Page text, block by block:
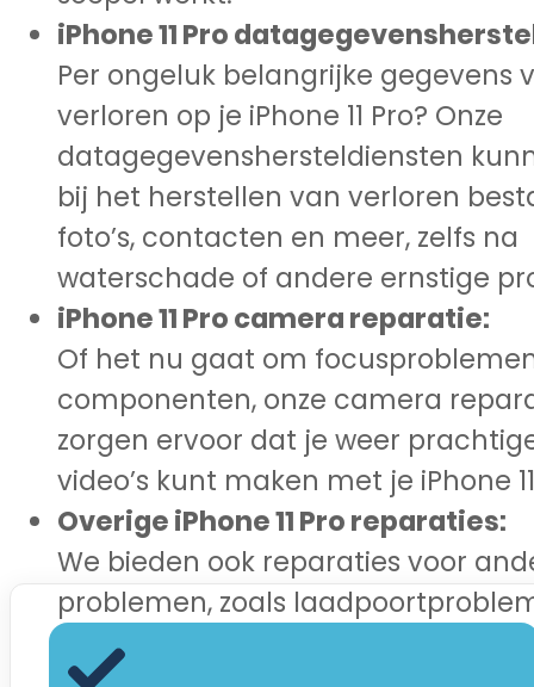
iPhone 11 Pro
Per ongeluk belangrijke gegevens
verloren op je iPhone 11 Pro? Onze
datagegevenshersteldiensten
bij het herstellen van verloren
foto’s, contacten en meer, zelfs na
waterschade of andere ernstige
iPhone 11 Pro camera reparatie:
Of het nu gaat om
componenten, onze camera
zorgen ervoor dat je weer
video’s kunt maken met je iPhone
Overige iPhone 11 Pro reparaties:
We bieden ook reparaties voor
problemen, zoals
audioproblemen en meer. Onze